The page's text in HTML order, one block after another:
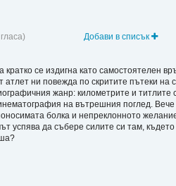
гласа) Добави в списък
се издигна като самостоятелен
атлет ни повежда по скритите пътеки
жанр: километрите и титлите
на вътрешния поглед.
болка и непреклонното
успява да събере силите си там,